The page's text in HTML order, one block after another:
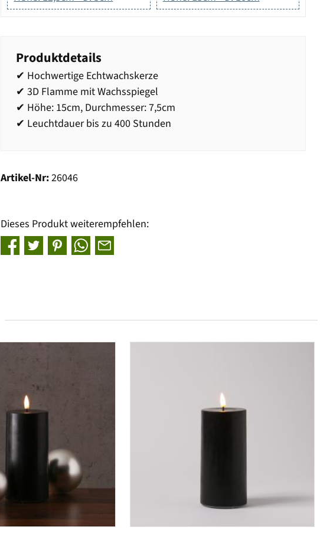
Produktdetails
✔ Hochwertige Echtwachskerze
✔ 3D Flamme mit Wachsspiegel
✔ Höhe: 15cm, Durchmesser: 7,5cm
✔ Leuchtdauer bis zu 400 Stunden
Artikel-Nr:26046
Dieses Produkt weiterempfehlen: